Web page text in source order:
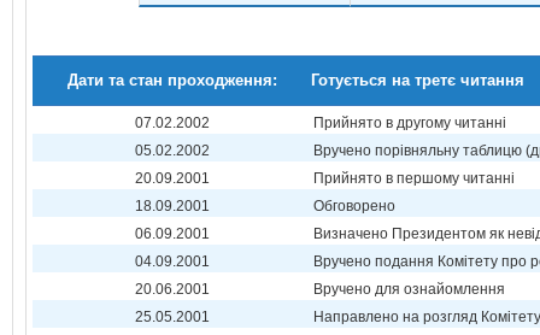
Дати та стан проходження: Готується на третє читання
07.02.2002
Прийнято в другому читанні
05.02.2002
Вручено порівняльну таблицю
20.09.2001
Прийнято в першому читанні
18.09.2001
Обговорено
06.09.2001
Визначено Президентом як
04.09.2001
Вручено подання Комітету про
20.06.2001
Вручено для ознайомлення
25.05.2001
Направлено на розгляд Комітету